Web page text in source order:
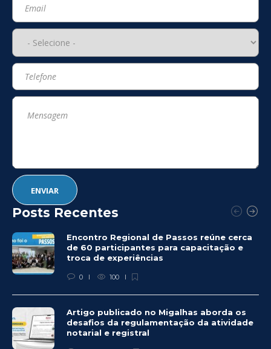
Posts Recentes
Encontro Regional de Passos reúne cerca
de 60 participantes para capacitação e
troca de experiências
0 100
Artigo publicado no Migalhas aborda os
desafios da regulamentação da atividade
notarial e registral